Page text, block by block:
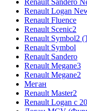
Renault Logan
Renault Fluence
Renault Scenic2
Renault Symbol2
Renault Symbol
Renault Sandero
Renault Megane3
Renault Megane2
Меган
Renault Master2
Renault Logan c